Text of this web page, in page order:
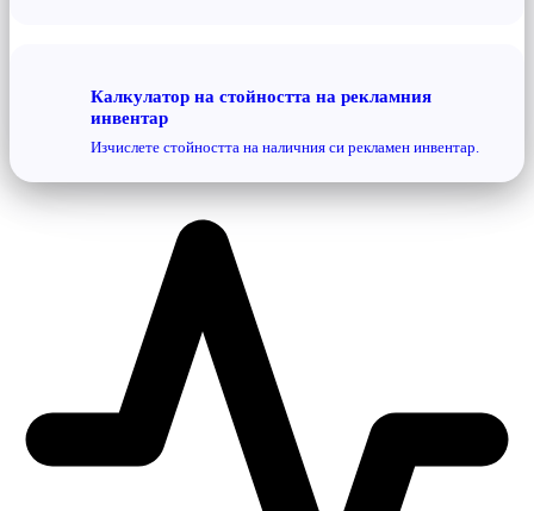
Калкулатор на стойността на рекламния
инвентар
Изчислете стойността на наличния си рекламен инвентар.